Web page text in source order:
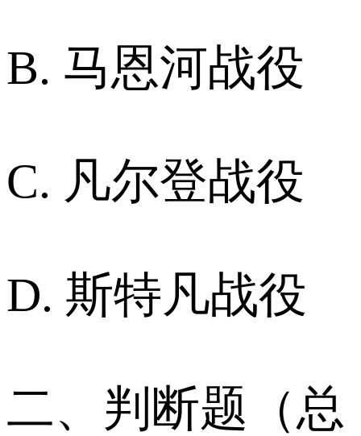
B. 马恩河战役
C. 凡尔登战役
D. 斯特凡战役
二、判断题（总